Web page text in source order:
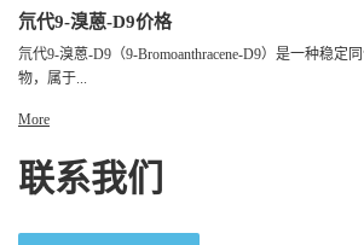
氘代9-溴蒽-D9价格
氘代9-溴蒽-D9（9-Bromoanthracene-D9）是一种稳定
物，属于...
More
联系我们